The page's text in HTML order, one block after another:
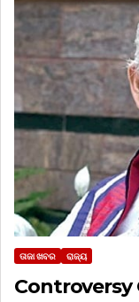
ତାଜା ଖବର ରାଜ୍ୟ
Controversy